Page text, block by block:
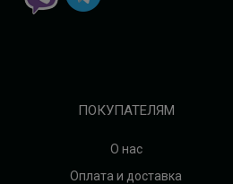
ПОКУПАТЕЛЯМ
О нас
Оплата и доставка